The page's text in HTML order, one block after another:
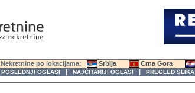
Nekretnine po lokacijama: Srbija Crna Gora
POSLEDNJI OGLASI | NAJČITANIJI OGLASI | PREGLED SLIKA